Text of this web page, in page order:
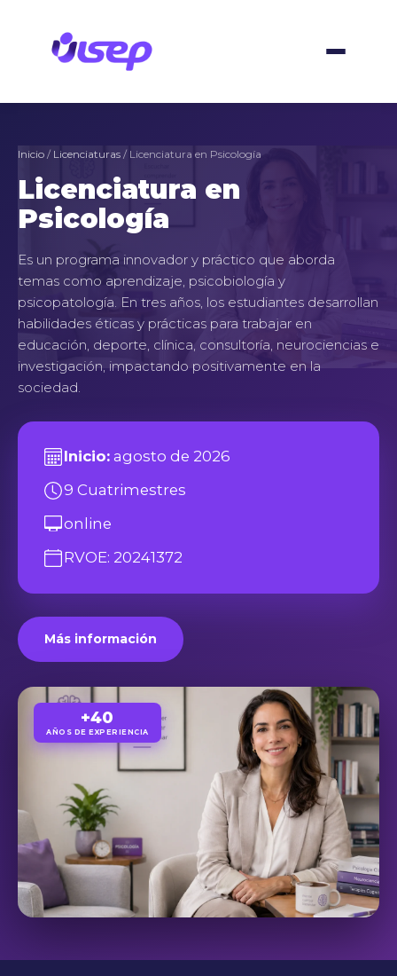
contenido
Inicio / Licenciaturas / Licenciatura en Psicología
Licenciatura en
Psicología
Es un programa innovador y práctico que aborda
temas como aprendizaje, psicobiología y
psicopatología. En tres años, los estudiantes desarrollan
habilidades éticas y prácticas para trabajar en
educación, deporte, clínica, consultoría, neurociencias e
investigación, impactando positivamente en la
sociedad.
Inicio: agosto de 2026
9 Cuatrimestres
online
RVOE: 20241372
Más información
+40
AÑOS DE EXPERIENCIA